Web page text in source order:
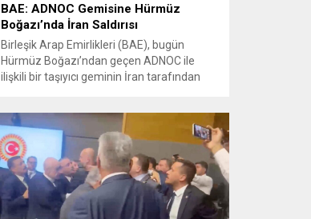
BAE: ADNOC Gemisine Hürmüz
Boğazı’nda İran Saldırısı
Birleşik Arap Emirlikleri (BAE), bugün
Hürmüz Boğazı’ndan geçen ADNOC ile
ilişkili bir taşıyıcı geminin İran tarafından
bildirirken saldırıyı kınadı ve Tahran’ı
korsanlıkla suçladı. WAM ajansının
aktardığı ilk açıklamada, ADNOC’a ait bir
geminin sabah saatlerinde hedef alındığı
belirtildi; ilerleyen dakikalarda ise BAE...